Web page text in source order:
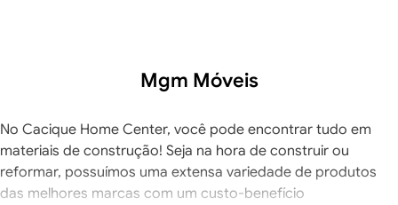
Mgm Móveis
No Cacique Home Center, você pode encontrar tudo em
materiais de construção! Seja na hora de construir ou
reformar, possuímos uma extensa variedade de produtos
das melhores marcas com um custo-benefício